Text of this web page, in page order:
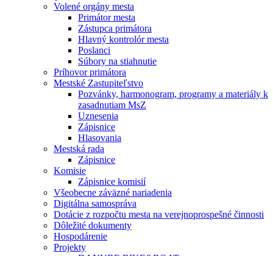
Volené orgány mesta
Primátor mesta
Zástupca primátora
Hlavný kontrolór mesta
Poslanci
Súbory na stiahnutie
Príhovor primátora
Mestské Zastupiteľstvo
Pozvánky, harmonogram, programy a materiály k
zasadnutiam MsZ
Uznesenia
Zápisnice
Hlasovania
Mestská rada
Zápisnice
Komisie
Zápisnice komisií
Všeobecne záväzné nariadenia
Digitálna samospráva
Dotácie z rozpočtu mesta na verejnoprospešné činnosti
Dôležité dokumenty
Hospodárenie
Projekty